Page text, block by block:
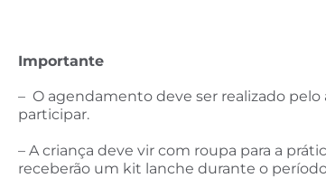
Importante
– O agendamento deve ser realizado pelo
participar.
– A criança deve vir com roupa para a
receberão um kit lanche durante o